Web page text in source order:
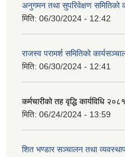
अनुगमन तथा सुपरिवेक्षण समितिको
मिति: 06/30/2024 - 12:42
राजस्व परामर्श समितिको
मिति: 06/30/2024 - 12:41
कर्मचारीको तह वृद्धि कार्यविधि २०८१
मिति: 06/24/2024 - 13:59
शित भण्डार सञ्चालन तथा